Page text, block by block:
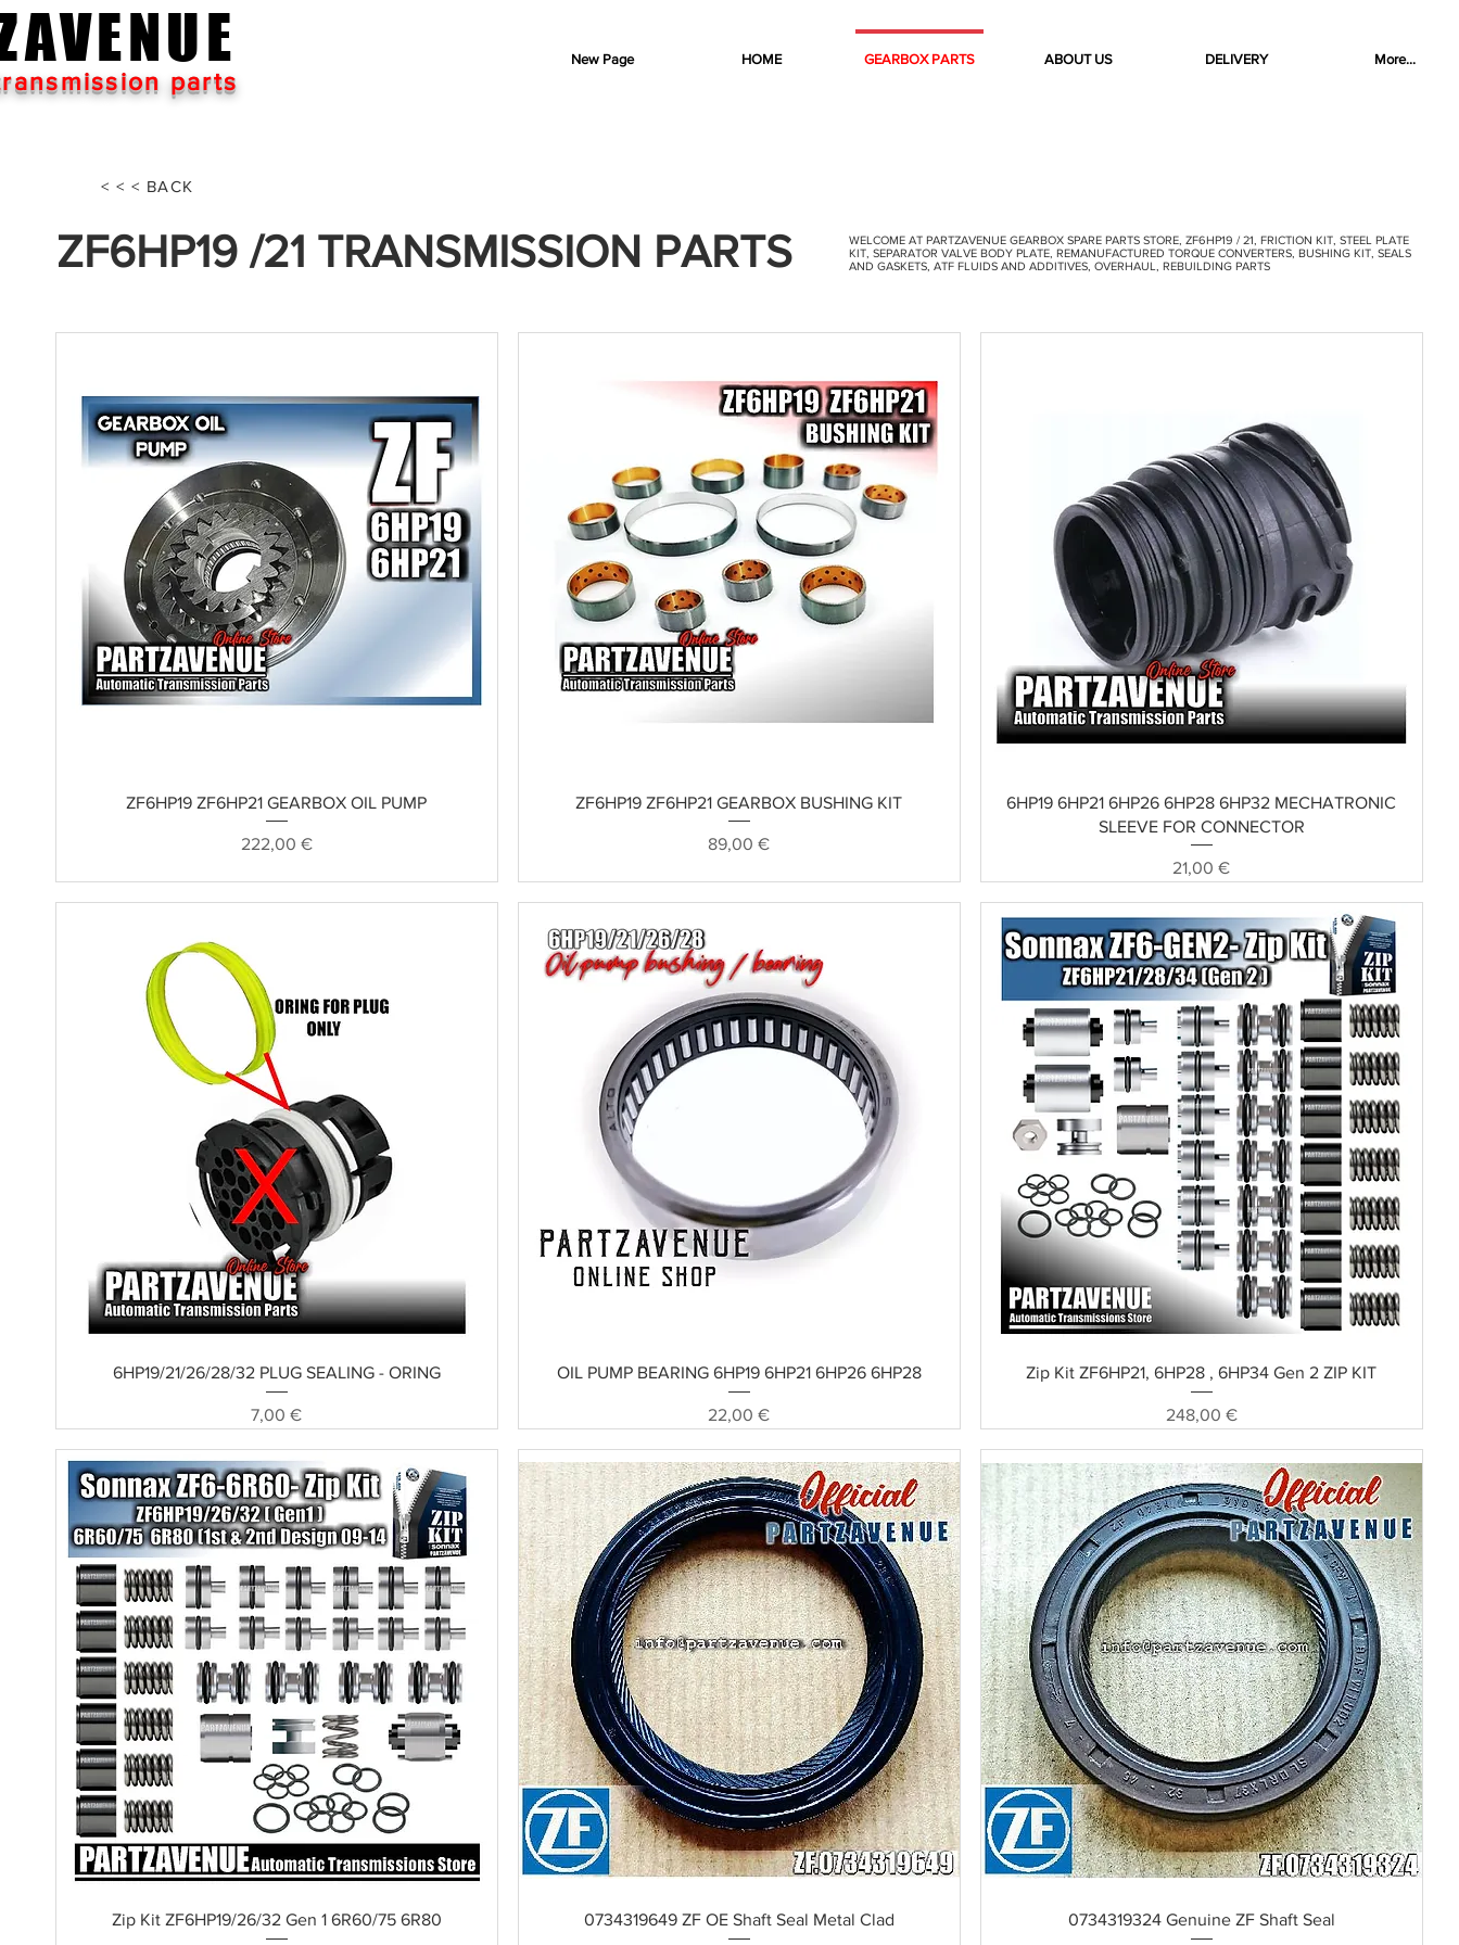
parts
New Page HOME GEARBOX PARTS ABOUT US DELIVERY More...
< < < BACK
ZF6HP19 /21 TRANSMISSION PARTS
WELCOME AT PARTZAVENUE GEARBOX SPARE PARTS STORE, ZF6HP19 / 21, FRICTION KIT, STEEL PLATE
KIT, SEPARATOR VALVE BODY PLATE, REMANUFACTURED TORQUE CONVERTERS, BUSHING KIT, SEALS
AND GASKETS, ATF FLUIDS AND ADDITIVES, OVERHAUL, REBUILDING PARTS
Schnellansicht
ZF6HP19 ZF6HP21 GEARBOX OIL PUMP
Preis
222,00 €
Schnellansicht
ZF6HP19 ZF6HP21 GEARBOX BUSHING KIT
Preis
89,00 €
Schnellansicht
6HP19 6HP21 6HP26 6HP28 6HP32 MECHATRONIC
SLEEVE FOR CONNECTOR
Preis
21,00 €
Schnellansicht
6HP19/21/26/28/32 PLUG SEALING - ORING
Preis
7,00 €
Schnellansicht
OIL PUMP BEARING 6HP19 6HP21 6HP26 6HP28
Preis
22,00 €
Schnellansicht
Zip Kit ZF6HP21, 6HP28 , 6HP34 Gen 2 ZIP KIT
Preis
248,00 €
Schnellansicht
Zip Kit ZF6HP19/26/32 Gen 1 6R60/75 6R80 Schnellansicht
0734319649 ZF OE Shaft Seal Metal Clad Schnellansicht
0734319324 Genuine ZF Shaft Seal